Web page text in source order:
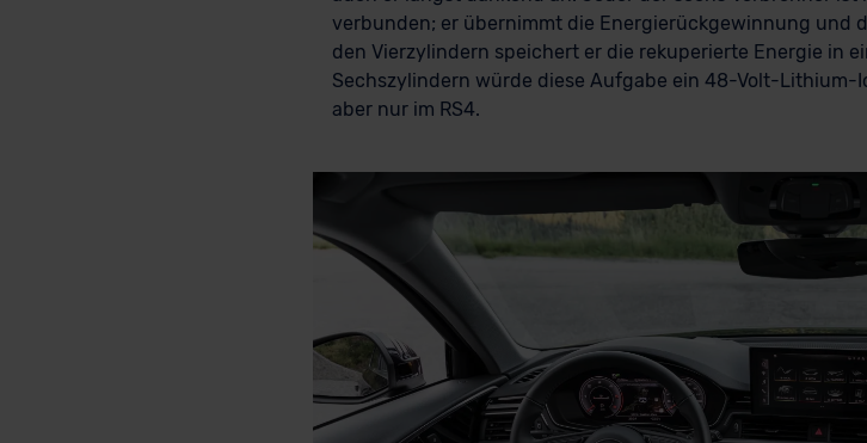
verbunden; er übernimmt die Energierückgewinnung und
den Vierzylindern speichert er die rekuperierte Energie in
Sechszylindern würde diese Aufgabe ein 48-Volt-Lithium-
aber nur im RS4.